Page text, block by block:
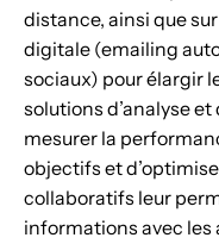
distance, ainsi que
digitale (emailing
sociaux) pour élargir
solutions d’analyse
mesurer la
objectifs et
collaboratifs leur
informations avec